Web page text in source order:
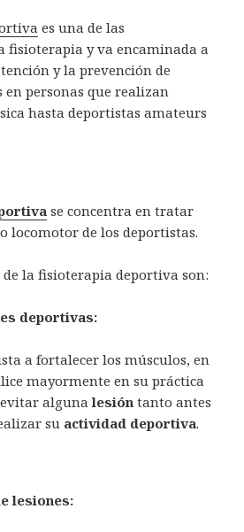
es una de las
fisioterapia y va encaminada a
y la prevención de
en personas que realizan
hasta deportistas amateurs
se concentra en tratar
locomotor de los deportistas.
la fisioterapia deportiva son:
deportivas:
a fortalecer los músculos, en
mayormente en su práctica
algunalesión tanto antes
su actividad deportiva.
lesiones: